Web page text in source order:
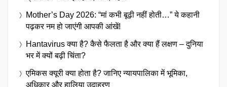
Mother’s Day 2026: “मां कभी बूढ़ी नहीं होती…” ये कहानी
पढ़कर नम हो जाएंगी आपकी आंखें!
Hantavirus क्या है? कैसे फैलता है और क्या हैं लक्षण – दुनिया
भर में क्यों बढ़ी चिंता?
एमिकस क्यूरी क्या होता है? जानिए न्यायपालिका में भूमिका,
अधिकार और हालिया उदाहरण